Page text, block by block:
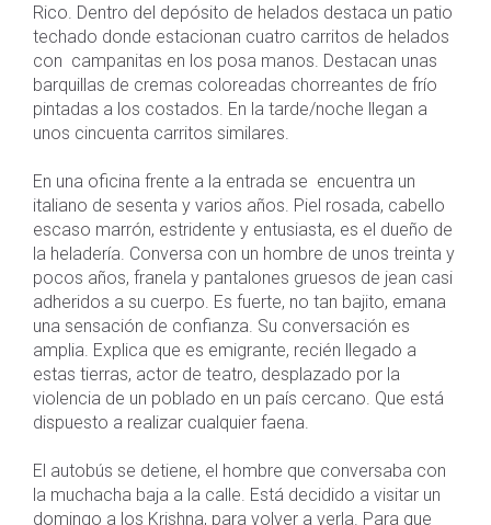
Rico. Dentro del depósito de helados destaca un patio
techado donde estacionan cuatro carritos de helados
con campanitas en los posa manos. Destacan unas
barquillas de cremas coloreadas chorreantes de frío
pintadas a los costados. En la tarde/noche llegan a
unos cincuenta carritos similares.
En una oficina frente a la entrada se encuentra un
italiano de sesenta y varios años. Piel rosada, cabello
escaso marrón, estridente y entusiasta, es el dueño de
la heladería. Conversa con un hombre de unos treinta y
pocos años, franela y pantalones gruesos de jean casi
adheridos a su cuerpo. Es fuerte, no tan bajito, emana
una sensación de confianza. Su conversación es
amplia. Explica que es emigrante, recién llegado a
estas tierras, actor de teatro, desplazado por la
violencia de un poblado en un país cercano. Que está
dispuesto a realizar cualquier faena.
El autobús se detiene, el hombre que conversaba con
la muchacha baja a la calle. Está decidido a visitar un
domingo a los Krishna, para volver a verla. Para que